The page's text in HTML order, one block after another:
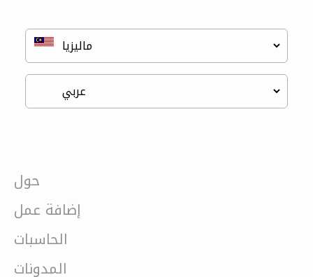
حول
إضافة عمل
الحاسبات
المدونات